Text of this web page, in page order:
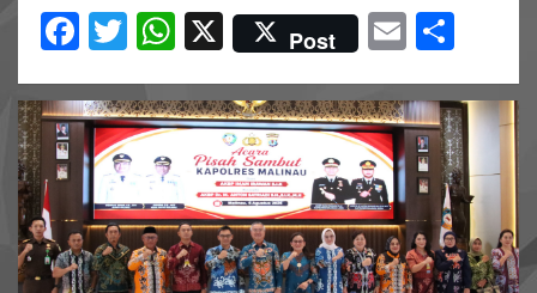
F
ce
b
o
o
k
T
tt
er
W
at
s
A
p
p
X Post
E
ail ar
e